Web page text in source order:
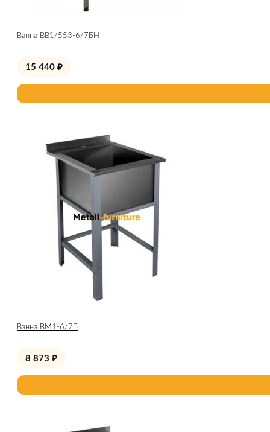
Ванна ВВ1/553-6/7БН
15 440 ₽
Ванна ВМ1-6/7Б
8 873 ₽